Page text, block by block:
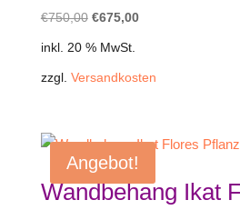
€750,00 Ursprünglicher
€750,00
€675,00Aktueller
€675,00.
inkl. 20 % MwSt.
zzgl. Versandkosten
Angebot!
Wandbehang Ikat